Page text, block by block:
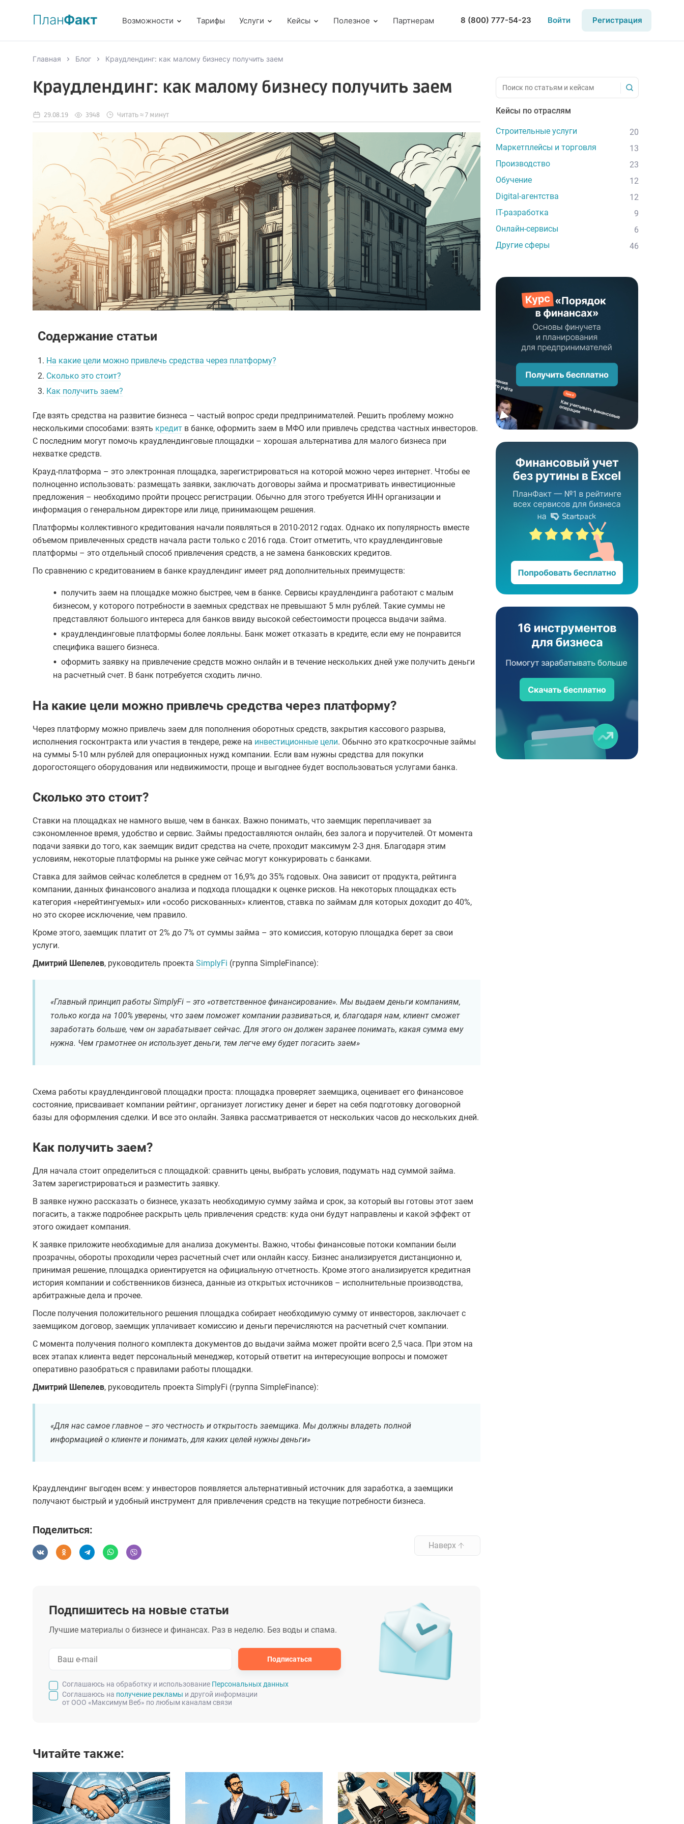
ПланФакт Возможности Тарифы Услуги Кейсы Полезное Партнерам 8 (800) 777-54-23 Войти Регистрация
Главная Блог Краудлендинг: как малому бизнесу получить заем
Краудлендинг: как малому бизнесу получить заем
29.08.19 3948 Читать ≈ 7 минут
Содержание статьи
1. На какие цели можно привлечь средства через платформу?
2. Сколько это стоит?
3. Как получить заем?
Где взять средства на развитие бизнеса – частый вопрос среди предпринимателей. Решить проблему можно
несколькими способами: взять кредит в банке, оформить заем в МФО или привлечь средства частных инвесторов.
С последним могут помочь краудлендинговые площадки – хорошая альтернатива для малого бизнеса при
нехватке средств.
Крауд-платформа – это электронная площадка, зарегистрироваться на которой можно через интернет. Чтобы ее
полноценно использовать: размещать заявки, заключать договоры займа и просматривать инвестиционные
предложения – необходимо пройти процесс регистрации. Обычно для этого требуется ИНН организации и
информация о генеральном директоре или лице, принимающем решения.
Платформы коллективного кредитования начали появляться в 2010-2012 годах. Однако их популярность вместе
объемом привлеченных средств начала расти только с 2016 года. Стоит отметить, что краудлендинговые
платформы – это отдельный способ привлечения средств, а не замена банковских кредитов.
По сравнению с кредитованием в банке краудлендинг имеет ряд дополнительных преимуществ:
• получить заем на площадке можно быстрее, чем в банке. Сервисы краудлендинга работают с малым
бизнесом, у которого потребности в заемных средствах не превышают 5 млн рублей. Такие суммы не
представляют большого интереса для банков ввиду высокой себестоимости процесса выдачи займа.
• краудлендинговые платформы более лояльны. Банк может отказать в кредите, если ему не понравится
специфика вашего бизнеса.
• оформить заявку на привлечение средств можно онлайн и в течение нескольких дней уже получить деньги
на расчетный счет. В банк потребуется сходить лично.
На какие цели можно привлечь средства через платформу?
Через платформу можно привлечь заем для пополнения оборотных средств, закрытия кассового разрыва,
исполнения госконтракта или участия в тендере, реже на инвестиционные цели. Обычно это краткосрочные займы
на суммы 5-10 млн рублей для операционных нужд компании. Если вам нужны средства для покупки
дорогостоящего оборудования или недвижимости, проще и выгоднее будет воспользоваться услугами банка.
Сколько это стоит?
Ставки на площадках не намного выше, чем в банках. Важно понимать, что заемщик переплачивает за
сэкономленное время, удобство и сервис. Займы предоставляются онлайн, без залога и поручителей. От момента
подачи заявки до того, как заемщик видит средства на счете, проходит максимум 2-3 дня. Благодаря этим
условиям, некоторые платформы на рынке уже сейчас могут конкурировать с банками.
Ставка для займов сейчас колеблется в среднем от 16,9% до 35% годовых. Она зависит от продукта, рейтинга
компании, данных финансового анализа и подхода площадки к оценке рисков. На некоторых площадках есть
категория «нерейтингуемых» или «особо рискованных» клиентов, ставка по займам для которых доходит до 40%,
но это скорее исключение, чем правило.
Кроме этого, заемщик платит от 2% до 7% от суммы займа – это комиссия, которую площадка берет за свои
услуги.
Дмитрий Шепелев, руководитель проекта SimplyFi (группа SimpleFinance):
«Главный принцип работы SimplyFi – это «ответственное финансирование». Мы выдаем деньги компаниям,
только когда на 100% уверены, что заем поможет компании развиваться, и, благодаря нам, клиент сможет
заработать больше, чем он зарабатывает сейчас. Для этого он должен заранее понимать, какая сумма ему
нужна. Чем грамотнее он использует деньги, тем легче ему будет погасить заем»
Схема работы краудлендинговой площадки проста: площадка проверяет заемщика, оценивает его финансовое
состояние, присваивает компании рейтинг, организует логистику денег и берет на себя подготовку договорной
базы для оформления сделки. И все это онлайн. Заявка рассматривается от нескольких часов до нескольких дней.
Как получить заем?
Для начала стоит определиться с площадкой: сравнить цены, выбрать условия, подумать над суммой займа.
Затем зарегистрироваться и разместить заявку.
В заявке нужно рассказать о бизнесе, указать необходимую сумму займа и срок, за который вы готовы этот заем
погасить, а также подробнее раскрыть цель привлечения средств: куда они будут направлены и какой эффект от
этого ожидает компания.
К заявке приложите необходимые для анализа документы. Важно, чтобы финансовые потоки компании были
прозрачны, обороты проходили через расчетный счет или онлайн кассу. Бизнес анализируется дистанционно и,
принимая решение, площадка ориентируется на официальную отчетность. Кроме этого анализируется кредитная
история компании и собственников бизнеса, данные из открытых источников – исполнительные производства,
арбитражные дела и прочее.
После получения положительного решения площадка собирает необходимую сумму от инвесторов, заключает с
заемщиком договор, заемщик уплачивает комиссию и деньги перечисляются на расчетный счет компании.
С момента получения полного комплекта документов до выдачи займа может пройти всего 2,5 часа. При этом на
всех этапах клиента ведет персональный менеджер, который ответит на интересующие вопросы и поможет
оперативно разобраться с правилами работы площадки.
Дмитрий Шепелев, руководитель проекта SimplyFi (группа SimpleFinance):
«Для нас самое главное – это честность и открытость заемщика. Мы должны владеть полной
информацией о клиенте и понимать, для каких целей нужны деньги»
Краудлендинг выгоден всем: у инвесторов появляется альтернативный источник для заработка, а заемщики
получают быстрый и удобный инструмент для привлечения средств на текущие потребности бизнеса.
Поделиться:
Наверх
Подпишитесь на новые статьи
Лучшие материалы о бизнесе и финансах. Раз в неделю. Без воды и спама.
Подписаться
Cоглашаюсь на обработку и использование Персональных данных
Соглашаюсь на получение рекламы и другой информации
от ООО «Максимум Веб» по любым каналам связи
Читайте также:
Кейсы по отраслям
Строительные услуги
20
Маркетплейсы и торговля
13
Производство
23
Обучение
12
Digital-агентства
12
IT-разработка
9
Онлайн-сервисы
6
Другие сферы
46